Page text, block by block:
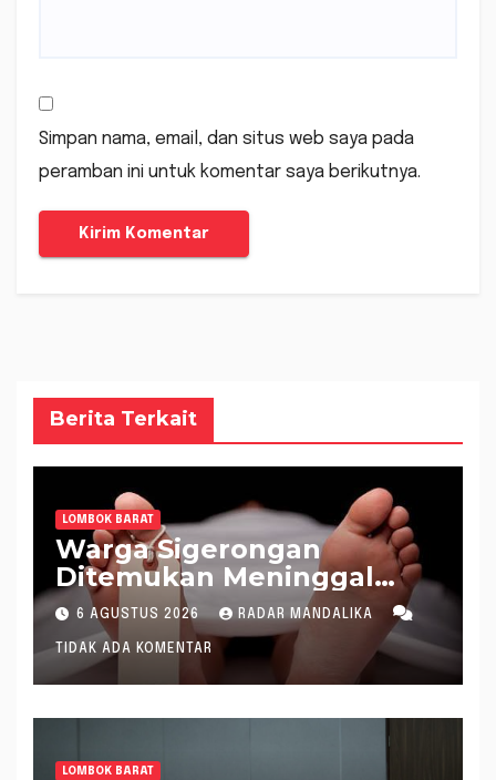
Simpan nama, email, dan situs web saya pada
peramban ini untuk komentar saya berikutnya.
Berita Terkait
LOMBOK BARAT
Warga Sigerongan
Ditemukan Meninggal
saat Setrum Ikan di
Sungai
6 AGUSTUS 2026 RADAR MANDALIKA
TIDAK ADA KOMENTAR
LOMBOK BARAT